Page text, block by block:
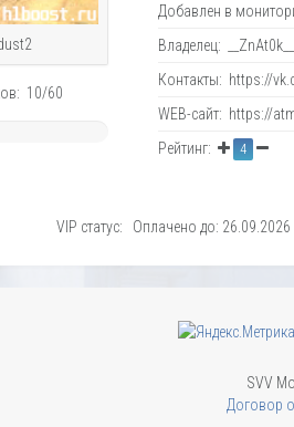
10/60
Добавлен в
Владелец:
Контакты: https://
WEB-сайт: https://
Рейтинг:
4
VIP статус: Оплачено до: 26.09.2026
SVV
Договор